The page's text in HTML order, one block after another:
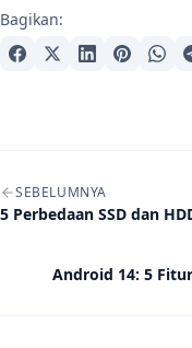
Bagikan:
Navigasi artikel
SEBELUMNYA
5 Perbedaan SSD dan
Android 14: 5